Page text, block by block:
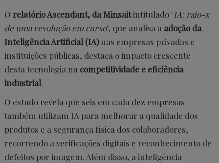
O relatório Ascendant, da Minsaitintitulado "IA: raio-x
de uma revolução em curso", que analisa a adoção da
Inteligência Artificial (IA)nas empresas privadas e
instituições públicas, destaca o impacto crescente
desta tecnologia na competitividade e eficiência
industrial.
O estudo revela que seis em cada dez empresas
também utilizam IA para melhorar a qualidade dos
produtos e a segurança física dos colaboradores,
recorrendo a verificações digitais e reconhecimento de
defeitos por imagem. Além disso, a inteligência